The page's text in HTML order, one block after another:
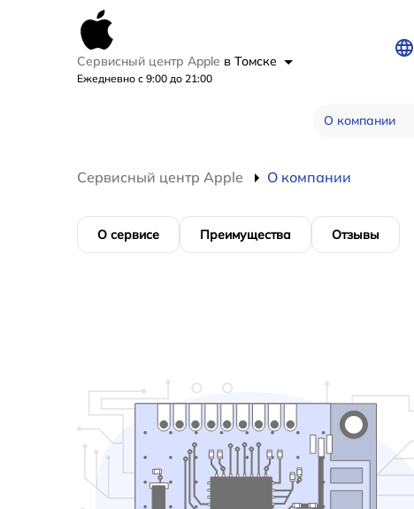
Сервисный центр Apple в Томске
Ежедневно с 9:00 до 21:00
О компании
Сервисный центр Apple О компании
О сервисе Преимущества Отзывы